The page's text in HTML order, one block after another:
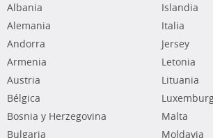
Albania
Alemania
Andorra
Armenia
Austria
Bélgica
Bosnia y Herzegovina
Bulgaria
Islandia
Italia
Jersey
Letonia
Lituania
Malta
Moldavia